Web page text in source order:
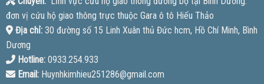
đơn vị cứu hộ giao thông trực thuộc Gara ô tô Hiếu Thảo
Địa chỉ:30 đường số 15 Linh Xuân thủ Đức hcm, Hồ Chí Minh, Bình
Dương
Hotline:0933.254.933
Email:Huynhkimhieu251286@gmail.com